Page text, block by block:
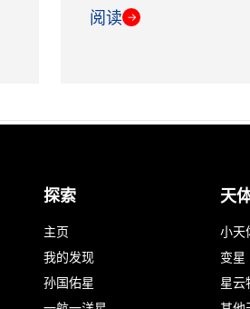
阅读 →
探索
主页
我的发现
孙国佑星
天
小天
变星
星云